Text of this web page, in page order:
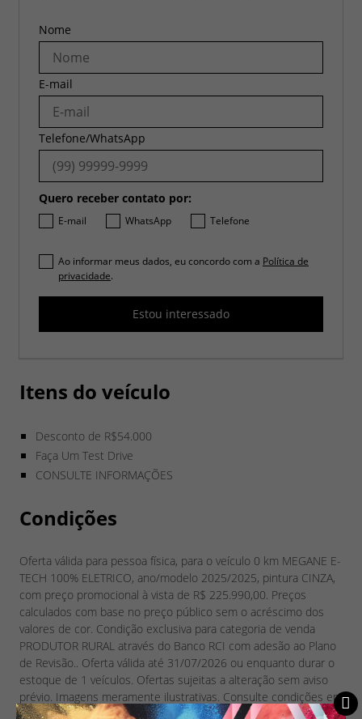
Nome
E-mail
Telefone/WhatsApp
Quero receber contato por:
E-mail WhatsApp Telefone
Ao informar meus dados, eu concordo com a Política de
privacidade.
Estou interessado
Itens do veículo
Desconto de R$54.000
Faça Um Test Drive
CONSULTE INFORMAÇÕES
Condições
Oferta válida para pessoa física, para o veículo 0 km MEGANE E-
TECH 100% ELETRICO, ano/modelo 2025/2025, pintura CINZA,
com preço promocional à vista de R$ 225.990,00. Preços
calculados com base no preço público sem o acréscimo dos
valores de cor. Condição exclusiva para categoria de venda
PRODUTOR RURAL através do Banco RCI com adesão ao Plano
de Revisão.. Oferta válida até 31/07/2026 ou enquanto durar o
estoque de 1 veículos. Ofertas sujeitas a alteração sem aviso
prévio. Imagens meramente ilustrativas. Consulte condições em
sua concessionária Renault Morel - www.renaultmorel.com.br.